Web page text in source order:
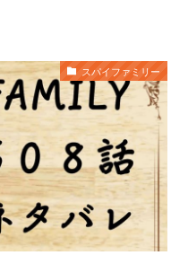
スパイファミリー